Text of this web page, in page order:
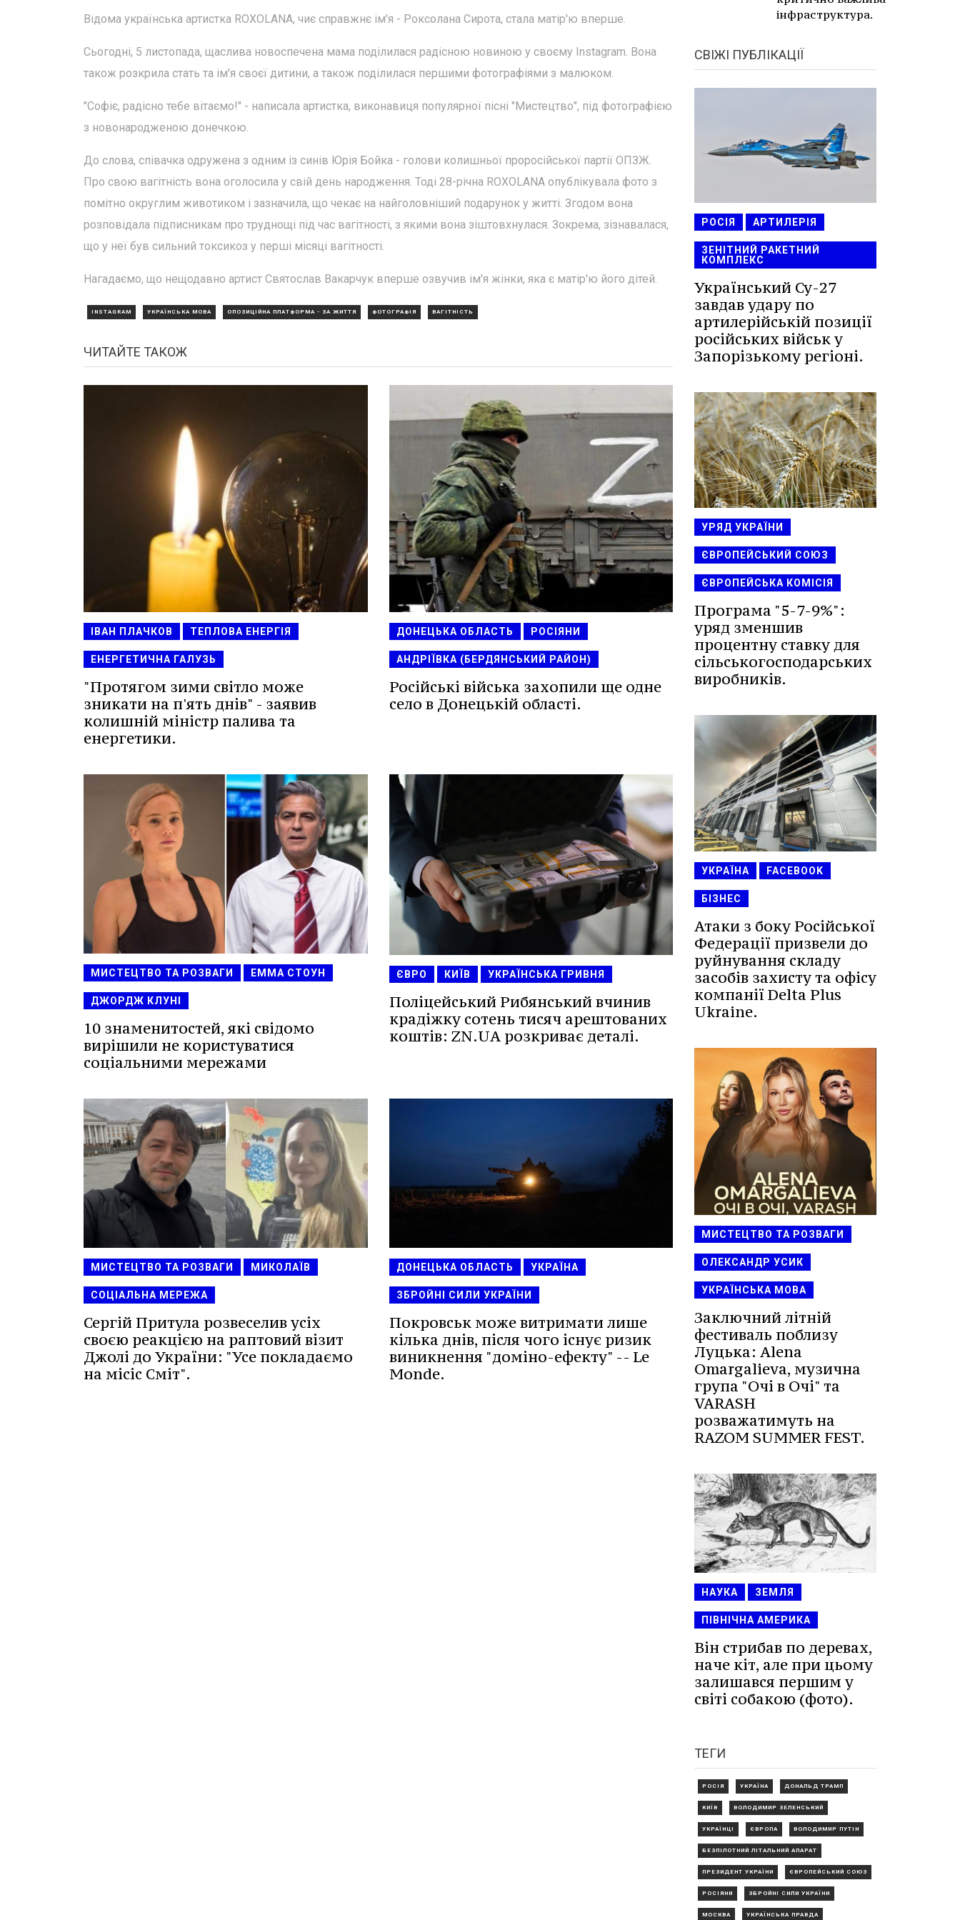
Відома українська артистка ROXOLANA, чиє справжнє ім'я - Роксолана Сирота, стала матір'ю вперше.
Сьогодні, 5 листопада, щаслива новоспечена мама поділилася радісною новиною у своєму Instagram. Вона
також розкрила стать та ім'я своєї дитини, а також поділилася першими фотографіями з малюком.
"Софіє, радісно тебе вітаємо!" - написала артистка, виконавиця популярної пісні "Мистецтво", під фотографією
з новонародженою донечкою.
До слова, співачка одружена з одним із синів Юрія Бойка - голови колишньої проросійської партії ОПЗЖ.
Про свою вагітність вона оголосила у свій день народження. Тоді 28-річна ROXOLANA опублікувала фото з
помітно округлим животиком і зазначила, що чекає на найголовніший подарунок у житті. Згодом вона
розповідала підписникам про труднощі під час вагітності, з якими вона зіштовхнулася. Зокрема, зізнавалася,
що у неї був сильний токсикоз у перші місяці вагітності.
Нагадаємо, що нещодавно артист Святослав Вакарчук вперше озвучив ім'я жінки, яка є матір'ю його дітей.
INSTAGRAM УКРАЇНСЬКА МОВА ОПОЗИЦІЙНА ПЛАТФОРМА - ЗА ЖИТТЯ ФОТОГРАФІЯ ВАГІТНІСТЬ
ЧИТАЙТЕ ТАКОЖ
ІВАН ПЛАЧКОВ ТЕПЛОВА ЕНЕРГІЯ
ЕНЕРГЕТИЧНА ГАЛУЗЬ
"Протягом зими світло може
зникати на п'ять днів" - заявив
колишній міністр палива та
енергетики.
ДОНЕЦЬКА ОБЛАСТЬ РОСІЯНИ
АНДРІЇВКА (БЕРДЯНСЬКИЙ РАЙОН)
Російські війська захопили ще одне
село в Донецькій області.
МИСТЕЦТВО ТА РОЗВАГИ ЕММА СТОУН
ДЖОРДЖ КЛУНІ
10 знаменитостей, які свідомо
вирішили не користуватися
соціальними мережами
ЄВРО КИЇВ УКРАЇНСЬКА ГРИВНЯ
Поліцейський Рибянський вчинив
крадіжку сотень тисяч арештованих
коштів: ZN.UA розкриває деталі.
МИСТЕЦТВО ТА РОЗВАГИ МИКОЛАЇВ
СОЦІАЛЬНА МЕРЕЖА
Сергій Притула розвеселив усіх
своєю реакцією на раптовий візит
Джолі до України: "Усе покладаємо
на місіс Сміт".
ДОНЕЦЬКА ОБЛАСТЬ УКРАЇНА
ЗБРОЙНІ СИЛИ УКРАЇНИ
Покровськ може витримати лише
кілька днів, після чого існує ризик
виникнення "доміно-ефекту" -- Le
Monde.
інфраструктура.
СВІЖІ ПУБЛІКАЦІЇ
РОСІЯ АРТИЛЕРІЯ
ЗЕНІТНИЙ РАКЕТНИЙ
КОМПЛЕКС
Український Су-27
завдав удару по
артилерійській позиції
російських військ у
Запорізькому регіоні.
УРЯД УКРАЇНИ
ЄВРОПЕЙСЬКИЙ СОЮЗ
ЄВРОПЕЙСЬКА КОМІСІЯ
Програма "5-7-9%":
уряд зменшив
процентну ставку для
сільськогосподарських
виробників.
УКРАЇНА FACEBOOK
БІЗНЕС
Атаки з боку Російської
Федерації призвели до
руйнування складу
засобів захисту та офісу
компанії Delta Plus
Ukraine.
МИСТЕЦТВО ТА РОЗВАГИ
ОЛЕКСАНДР УСИК
УКРАЇНСЬКА МОВА
Заключний літній
фестиваль поблизу
Луцька: Alena
Omargalieva, музична
група "Очі в Очі" та
VARASH
розважатимуть на
RAZOM SUMMER FEST.
НАУКА ЗЕМЛЯ
ПІВНІЧНА АМЕРИКА
Він стрибав по деревах,
наче кіт, але при цьому
залишався першим у
світі собакою (фото).
ТЕГИ
РОСІЯ УКРАЇНА ДОНАЛЬД ТРАМП
КИЇВ ВОЛОДИМИР ЗЕЛЕНСЬКИЙ
УКРАЇНЦІ ЄВРОПА ВОЛОДИМИР ПУТІН
БЕЗПІЛОТНИЙ ЛІТАЛЬНИЙ АПАРАТ
ПРЕЗИДЕНТ УКРАЇНИ ЄВРОПЕЙСЬКИЙ СОЮЗ
РОСІЯНИ ЗБРОЙНІ СИЛИ УКРАЇНИ
МОСКВА УКРАЇНСЬКА ПРАВДА